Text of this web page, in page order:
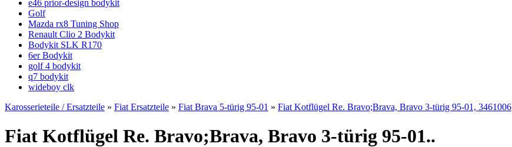
e46 prior-design bodykit
Golf
Mazda rx8 Tuning Shop
Renault Clio 2 Bodykit
Bodykit SLK R170
6er Bodykit
golf 4 bodykit
q7 bodykit
wideboy clk
Karosserieteile / Ersatzteile » Fiat Ersatzteile » Fiat Brava 5-türig 95-01 » Fiat Kotflügel Re. Bravo;Brava, Bravo 3-türig 95-01, 3461006
Fiat Kotflügel Re. Bravo;Brava, Bravo 3-türig 95-01..